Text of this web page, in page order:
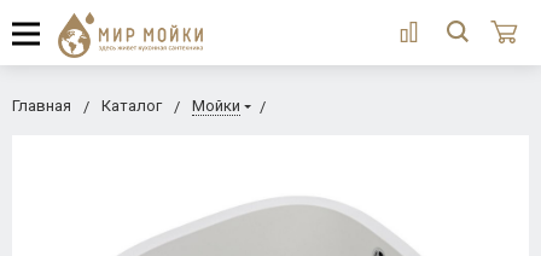
Главная Каталог Мойки